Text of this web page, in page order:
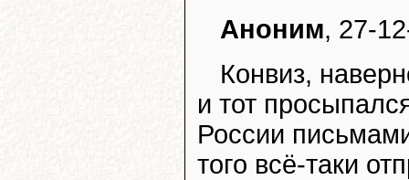
Аноним, 27-
Конвиз,
и тот
России
того всё-таки